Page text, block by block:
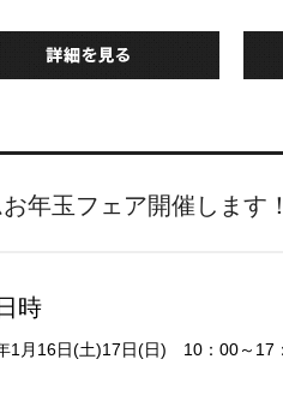
年玉フェア開催します
日時
1月16日(土)17日(日) 10：00～17